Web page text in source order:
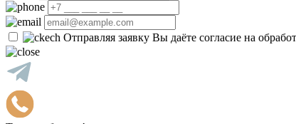
Отправляя заявку Вы даёте согласие на